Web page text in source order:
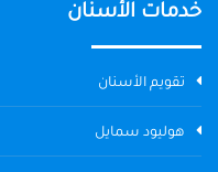
خدمات الأسنان
تقويم الأسنان
هوليود سمايل